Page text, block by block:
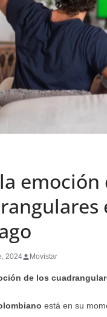
2024 Movistar
de los
está en su